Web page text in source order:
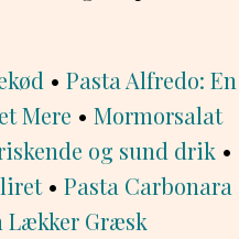
• Pasta Alfredo: En
Mere • Mormorsalat
og sund drik •
• Pasta Carbonara
Lækker Græsk